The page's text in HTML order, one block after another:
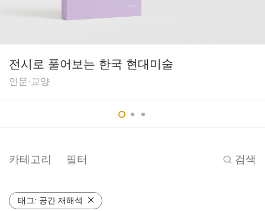
전시로 풀어보는 한국 현대미술
인문·교양
카테고리 필터 검색
태그: 공간 재해석